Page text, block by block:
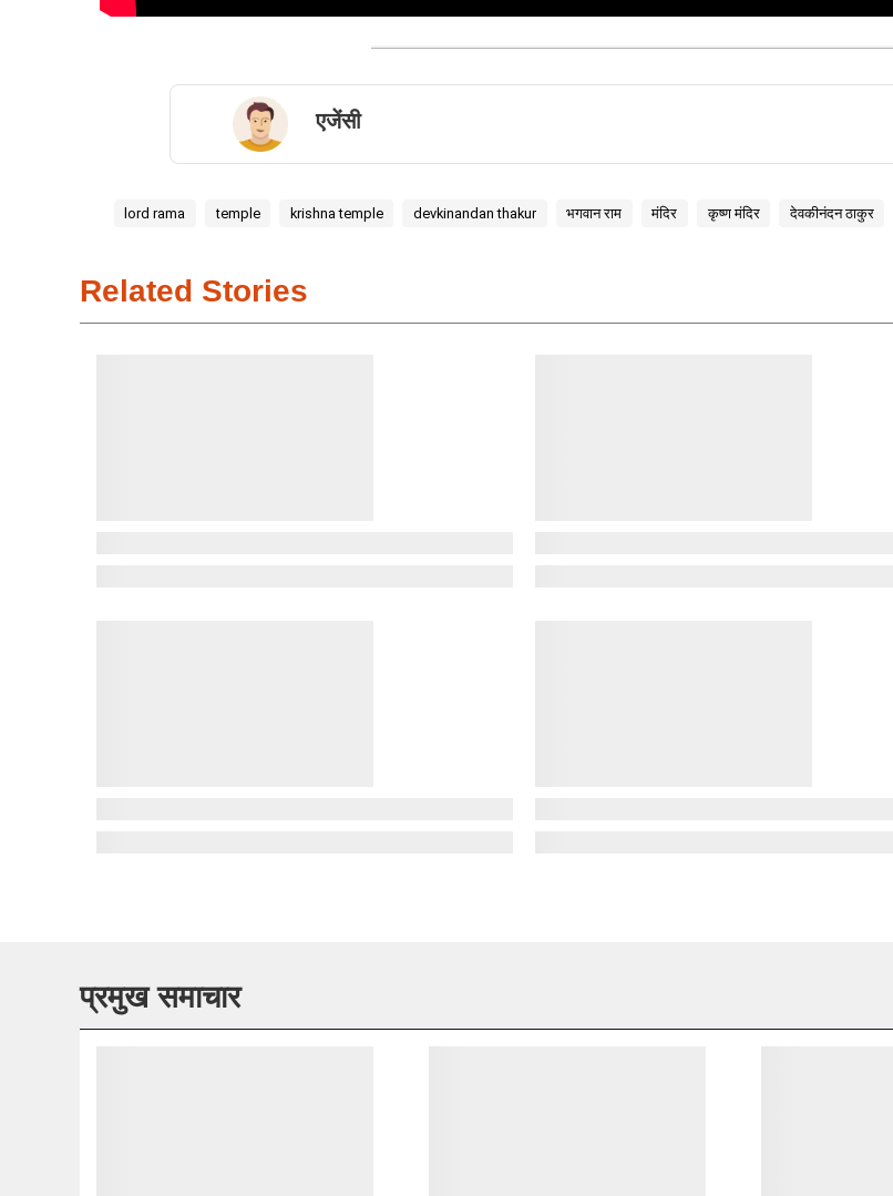
एजेंसी
lord rama temple krishna temple devkinandan thakur भगवान राम मंदिर कृष्ण मंदिर देवकीनंदन ठाकुर
Related Stories
प्रमुख समाचार